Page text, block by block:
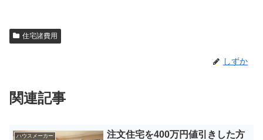
住宅諸費用
しずか
関連記事
ハウスメーカー
注文住宅を400万円値引きした方